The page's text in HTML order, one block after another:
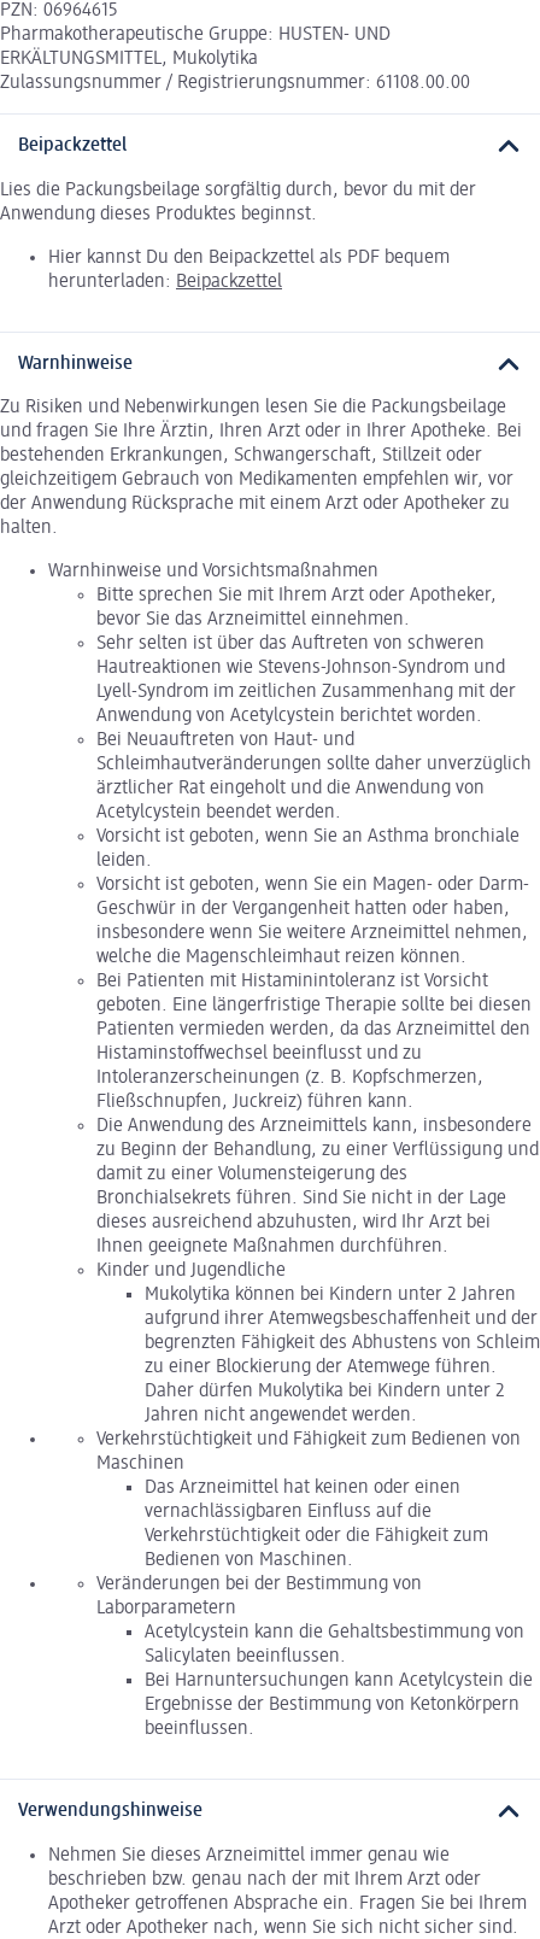
PZN: 06964615
Pharmakotherapeutische Gruppe: HUSTEN- UND
ERKÄLTUNGSMITTEL, Mukolytika
Zulassungsnummer / Registrierungsnummer: 61108.00.00
Beipackzettel
Lies die Packungsbeilage sorgfältig durch, bevor du mit der
Anwendung dieses Produktes beginnst.
Hier kannst Du den Beipackzettel als PDF bequem
herunterladen: Beipackzettel
Warnhinweise
Zu Risiken und Nebenwirkungen lesen Sie die Packungsbeilage
und fragen Sie Ihre Ärztin, Ihren Arzt oder in Ihrer Apotheke. Bei
bestehenden Erkrankungen, Schwangerschaft, Stillzeit oder
gleichzeitigem Gebrauch von Medikamenten empfehlen wir, vor
der Anwendung Rücksprache mit einem Arzt oder Apotheker zu
halten.
Warnhinweise und Vorsichtsmaßnahmen
Bitte sprechen Sie mit Ihrem Arzt oder Apotheker,
bevor Sie das Arzneimittel einnehmen.
Sehr selten ist über das Auftreten von schweren
Hautreaktionen wie Stevens-Johnson-Syndrom und
Lyell-Syndrom im zeitlichen Zusammenhang mit der
Anwendung von Acetylcystein berichtet worden.
Bei Neuauftreten von Haut- und
Schleimhautveränderungen sollte daher unverzüglich
ärztlicher Rat eingeholt und die Anwendung von
Acetylcystein beendet werden.
Vorsicht ist geboten, wenn Sie an Asthma bronchiale
leiden.
Vorsicht ist geboten, wenn Sie ein Magen- oder Darm-
Geschwür in der Vergangenheit hatten oder haben,
insbesondere wenn Sie weitere Arzneimittel nehmen,
welche die Magenschleimhaut reizen können.
Bei Patienten mit Histaminintoleranz ist Vorsicht
geboten. Eine längerfristige Therapie sollte bei diesen
Patienten vermieden werden, da das Arzneimittel den
Histaminstoffwechsel beeinflusst und zu
Intoleranzerscheinungen (z. B. Kopfschmerzen,
Fließschnupfen, Juckreiz) führen kann.
Die Anwendung des Arzneimittels kann, insbesondere
zu Beginn der Behandlung, zu einer Verflüssigung und
damit zu einer Volumensteigerung des
Bronchialsekrets führen. Sind Sie nicht in der Lage
dieses ausreichend abzuhusten, wird Ihr Arzt bei
Ihnen geeignete Maßnahmen durchführen.
Kinder und Jugendliche
Mukolytika können bei Kindern unter 2 Jahren
aufgrund ihrer Atemwegsbeschaffenheit und der
begrenzten Fähigkeit des Abhustens von Schleim
zu einer Blockierung der Atemwege führen.
Daher dürfen Mukolytika bei Kindern unter 2
Jahren nicht angewendet werden.
Verkehrstüchtigkeit und Fähigkeit zum Bedienen von
Maschinen
Das Arzneimittel hat keinen oder einen
vernachlässigbaren Einfluss auf die
Verkehrstüchtigkeit oder die Fähigkeit zum
Bedienen von Maschinen.
Veränderungen bei der Bestimmung von
Laborparametern
Acetylcystein kann die Gehaltsbestimmung von
Salicylaten beeinflussen.
Bei Harnuntersuchungen kann Acetylcystein die
Ergebnisse der Bestimmung von Ketonkörpern
beeinflussen.
Verwendungshinweise
Nehmen Sie dieses Arzneimittel immer genau wie
beschrieben bzw. genau nach der mit Ihrem Arzt oder
Apotheker getroffenen Absprache ein. Fragen Sie bei Ihrem
Arzt oder Apotheker nach, wenn Sie sich nicht sicher sind.